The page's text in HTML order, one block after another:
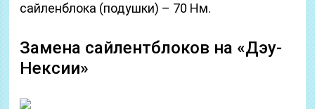
сайленблока (подушки) – 70 Нм.
Замена сайлентблоков на «Дэу-
Нексии»